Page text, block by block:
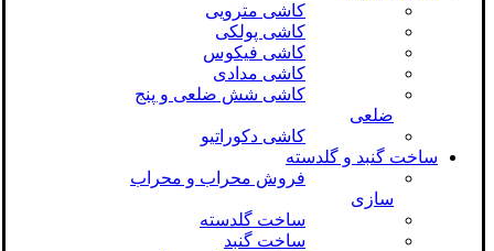
کاشی مترویی
کاشی پولکی
کاشی فیکوس
کاشی مدادی
کاشی شش ضلعی و پنج
ضلعی
کاشی دکوراتیو
ساخت گنبد و گلدسته
فروش محراب و محراب
سازی
ساخت گلدسته
ساخت گنبد